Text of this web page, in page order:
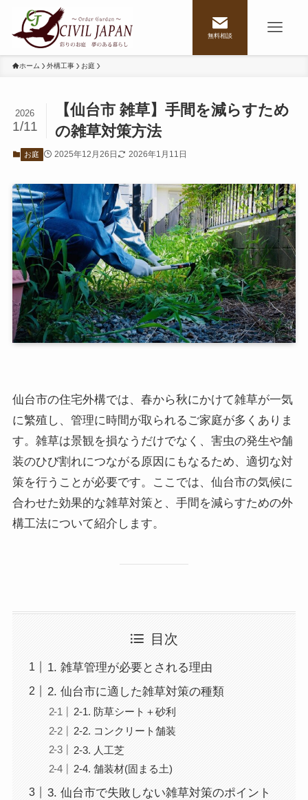
無料相談
ホーム 外構工事 お庭
【仙台市 雑草】手間を減らすため
の雑草対策方法
2026
1/11
お庭 2025年12月26日 2026年1月11日
仙台市の住宅外構では、春から秋にかけて雑草が一気
に繁殖し、管理に時間が取られるご家庭が多くありま
す。雑草は景観を損なうだけでなく、害虫の発生や舗
装のひび割れにつながる原因にもなるため、適切な対
策を行うことが必要です。ここでは、仙台市の気候に
合わせた効果的な雑草対策と、手間を減らすための外
構工法について紹介します。
目次
1. 雑草管理が必要とされる理由
2. 仙台市に適した雑草対策の種類
2-1. 防草シート＋砂利
2-2. コンクリート舗装
2-3. 人工芝
2-4. 舗装材(固まる土)
3. 仙台市で失敗しない雑草対策のポイント